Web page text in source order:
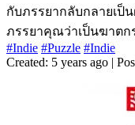
กับภรรยากลับกลายเป็
ภรรยาคุณว่าเป็นฆาต
#Indie #Puzzle #Indie
Created: 5 years ago |